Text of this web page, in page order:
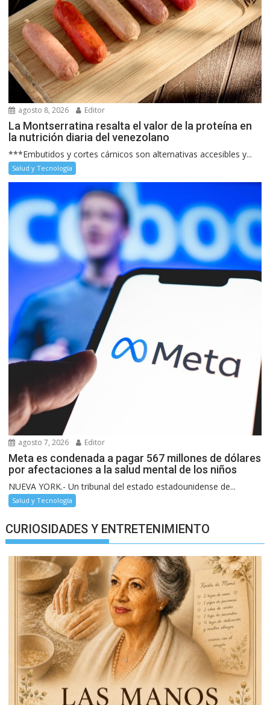
agosto 8, 2026 Editor
La Montserratina resalta el valor de la proteína en
la nutrición diaria del venezolano
***Embutidos y cortes cárnicos son alternativas accesibles y...
Salud y Tecnología
agosto 7, 2026 Editor
Meta es condenada a pagar 567 millones de dólares
por afectaciones a la salud mental de los niños
NUEVA YORK.- Un tribunal del estado estadounidense de...
Salud y Tecnología
CURIOSIDADES Y ENTRETENIMIENTO